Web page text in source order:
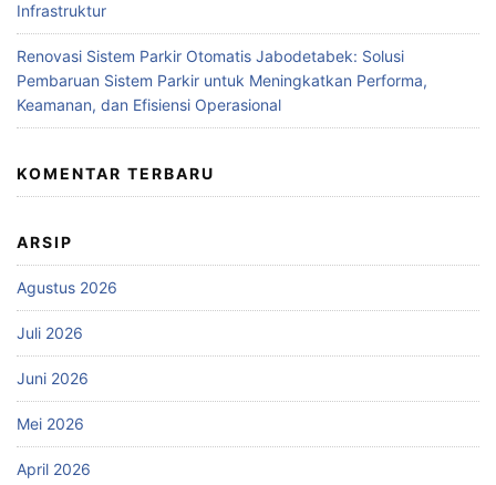
Infrastruktur
Renovasi Sistem Parkir Otomatis Jabodetabek: Solusi
Pembaruan Sistem Parkir untuk Meningkatkan Performa,
Keamanan, dan Efisiensi Operasional
KOMENTAR TERBARU
ARSIP
Agustus 2026
Juli 2026
Juni 2026
Mei 2026
April 2026